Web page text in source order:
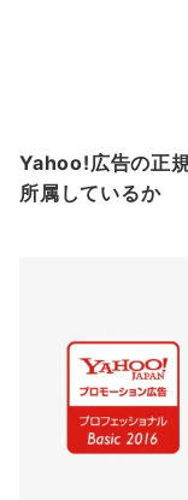
Yahoo!広告の正
所属しているか